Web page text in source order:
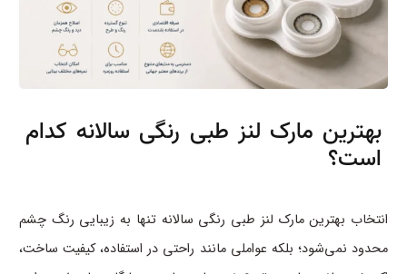
بهترین مارک لنز طبی رنگی سالانه کدام
است؟
انتخاب بهترین مارک لنز طبی رنگی سالانه تنها به زیبایی رنگ چشم
محدود نمی‌شود؛ بلکه عواملی مانند راحتی در استفاده، کیفیت ساخت،